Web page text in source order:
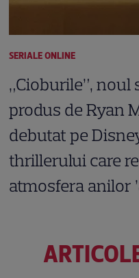
SERIALE ONLINE
„Cioburile”, noul
produs de Ryan
debutat pe
thrillerului care
atmosfera anilor